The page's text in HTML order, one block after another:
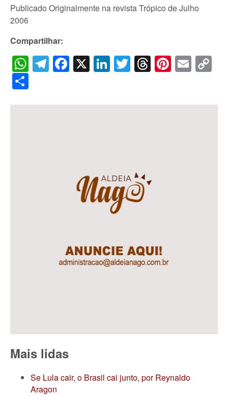
Publicado Originalmente na revista Trópico de Julho
2006
Compartilhar:
WhatsApp
Telegram
Facebook
X LinkedIn
Twitter
Threads
Mais lidas
Se Lula cair, o Brasil cai junto, por Reynaldo
Aragon